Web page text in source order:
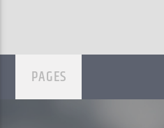
PAGES